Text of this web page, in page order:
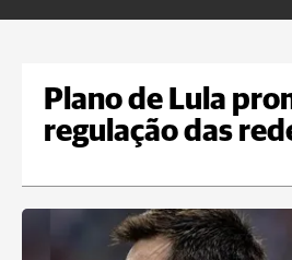
Plano de Lula
regulação das